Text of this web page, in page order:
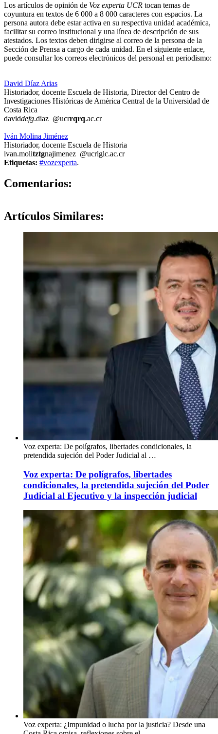
Los artículos de opinión de Voz experta UCR tocan temas de
coyuntura en textos de 6 000 a 8 000 caracteres con espacios. La
persona autora debe estar activa en su respectiva unidad académica,
facilitar su correo institucional y una línea de descripción de sus
atestados. Los textos deben dirigirse al correo de la persona de la
Sección de Prensa a cargo de cada unidad. En el siguiente enlace,
puede consultar los correos electrónicos del personal en periodismo:
David Díaz Arias
Historiador, docente Escuela de Historia, Director del Centro de
Inνestigaciones Históricas de América Central de la Uniνersidad de
Costa Rica
daviddefg.diaz @ucrrqrq.ac.cr
Iván Molina Jiménez
Historiador, docente Escuela de Historia
ivan.molitztgnajimenez @ucrlglc.ac.cr
Etiquetas: #vozexperta.
Comentarios:
Artículos Similares:
Voz experta: De polígrafos, libertades condicionales, la
pretendida sujeción del Poder Judicial al …
Voz experta: De polígrafos, libertades
condicionales, la pretendida sujeción del Poder
Judicial al Ejecutivo y la inspección judicial
Voz experta: ¿Impunidad o lucha por la justicia? Desde una